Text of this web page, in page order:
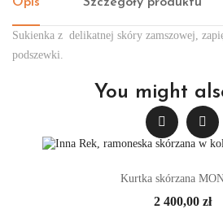
Sukienka z delikatnej skóry zamszowej,
podszewki.
You might
Kurtka skórzana
2 400,00 zł